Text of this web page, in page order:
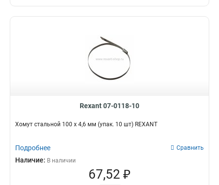
Rexant 07-0118-10
Хомут стальной 100 x 4,6 мм (упак. 10 шт) REXANT
Подробнее Сравнить
Наличие: В наличии
67,52 ₽